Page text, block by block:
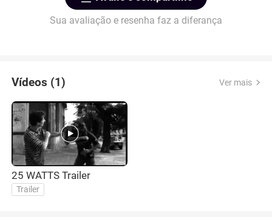
Sua avaliação e resenha faz a diferança
Vídeos (1) Ver mais
25 WATTS Trailer
Trailer